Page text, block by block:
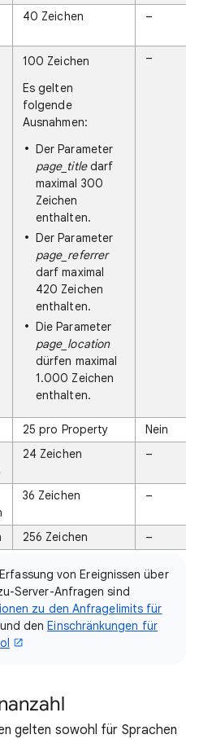
40 Zeichen –
100 Zeichen
Es gelten
folgende
Ausnahmen:
Der Parameter
page_titledarf
maximal 300
Zeichen
enthalten.
Der Parameter
page_referrer
darf maximal
420 Zeichen
enthalten.
Die Parameter
page_location
dürfen maximal
1.000 Zeichen
enthalten.
–
25 pro Property
Nein
24 Zeichen –
36 Zeichen –
256 Zeichen –
von Ereignissen über
Server-Anfragen sind
zu den Anfragelimits für
und denEinschränkungen für
gelten sowohl für Sprachen